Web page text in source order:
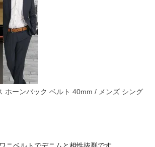
ホーンバック ベルト 40mm / メンズ シング
ニベルトでデニムと相性抜群です。